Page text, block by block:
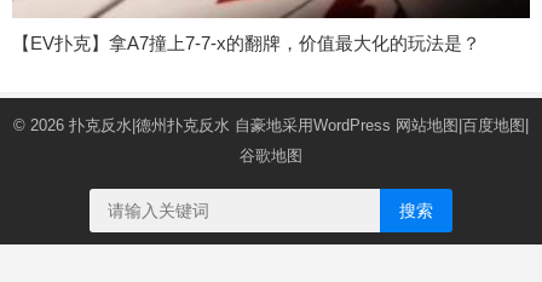
【EV扑克】拿A7撞上7-7-x的翻牌，价值最大化的玩法是？
© 2026 扑克反水|德州扑克反水 自豪地采用WordPress 网站地图 百度地图
谷歌地图
搜索